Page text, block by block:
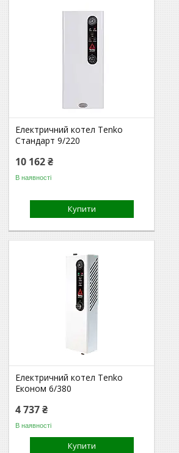
Електричний котел Tenko
Стандарт 9/220
10 162 ₴
В наявності
Купити
Електричний котел Tenko
Економ 6/380
4 737 ₴
В наявності
Купити